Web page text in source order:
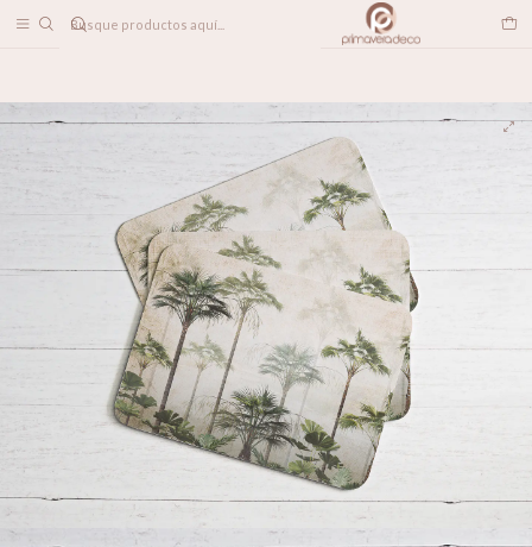
LINEA DECO Individuales Individuales Foggy Forest